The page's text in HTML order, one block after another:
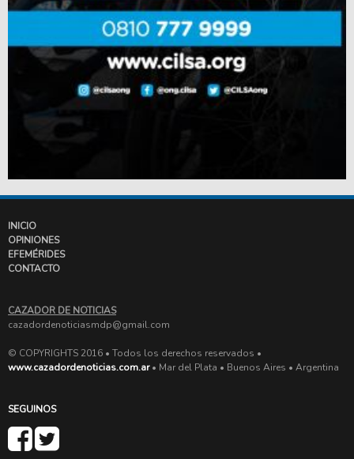
INICIO
OPINIONES
EFEMÉRIDES
CONTACTO
CAZADOR DE NOTICIAS
cazadordenoticiasmdp@gmail.com
© COPYRIGHTS 2016 • Todos los derechos reservados •
www.cazadordenoticias.com.ar• Mar del Plata • Buenos Aires • Argentina
SEGUINOS